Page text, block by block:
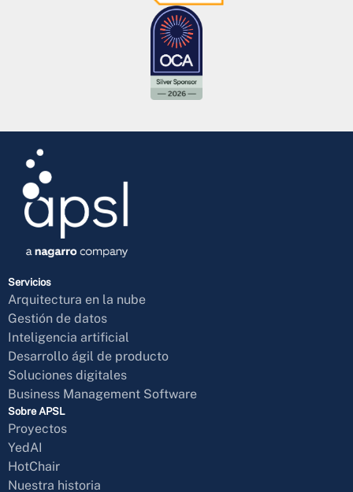
Servicios
Arquitectura en la nube
Gestión de datos
Inteligencia artificial
Desarrollo ágil de producto
Soluciones digitales
Business Management Software
Sobre APSL
Proyectos
YedAI
HotChair
Nuestra historia